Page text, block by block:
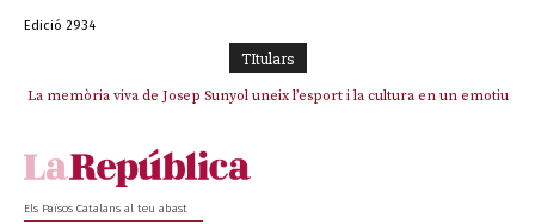
Edició 2934
TItulars
La memòria viva de Josep Sunyol uneix l’esport i la cultura en un emotiu
La “dignitat” a mitges de Marc Puigtió: renuncia a Girona pels àudios però
Els Països Catalans al teu abast